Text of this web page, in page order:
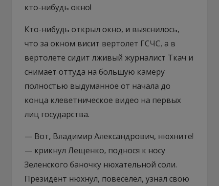
кто-нибудь окно!
Кто-нибудь открыл окно, и выяснилось,
что за окном висит вертолет ГСЧС, а в
вертолете сидит лживый журналист Ткач и
снимает оттуда на большую камеру
полностью выдуманное от начала до
конца клеветническое видео на первых
лиц государства.
— Вот, Владимир Александрович, нюхните!
— крикнул Лещенко, поднося к носу
Зеленского баночку нюхательной соли.
Президент нюхнул, повеселел, узнал свою